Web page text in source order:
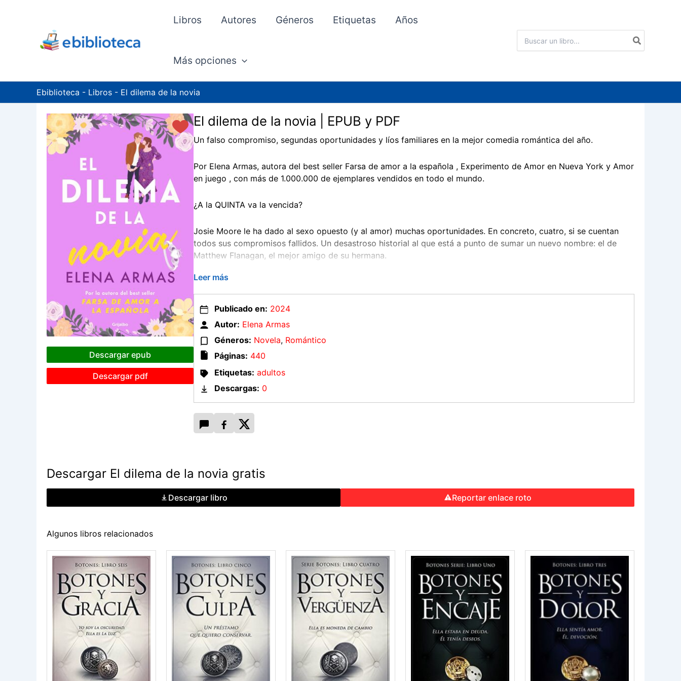
Libros Autores Géneros Etiquetas Años
Más opciones
por:
Ebiblioteca - Libros - El dilema de la novia
Descargar epub
Descargar pdf
El dilema de la novia | EPUB y PDF
Un falso compromiso, segundas oportunidades y líos familiares en la mejor comedia romántica del año.
Por Elena Armas, autora del best seller Farsa de amor a la española , Experimento de Amor en Nueva York y Amor
en juego , con más de 1.000.000 de ejemplares vendidos en todo el mundo.
¿A la QUINTA va la vencida?
Josie Moore le ha dado al sexo opuesto (y al amor) muchas oportunidades. En concreto, cuatro, si se cuentan
todos sus compromisos fallidos. Un desastroso historial al que está a punto de sumar un nuevo nombre: el de
Matthew Flanagan, el mejor amigo de su hermana.
Por una estratagema, han pactado que este (falso) compromiso será temporal y jamás pronunciarán el «sí,
quiero». Sin embargo, a Josie le revuelve el estómago verse con el anillo en el dedo, y más cuando todo el mundo
comienza a ver en Matthew el hombre perfecto para llegar hasta el altar.
Leer más
Publicado en: 2024
Autor: Elena Armas
Géneros: Novela, Romántico
Páginas: 440
Etiquetas: adultos
Descargas: 0
Descargar El dilema de la novia gratis
Descargar libro Reportar enlace roto
Algunos libros relacionados